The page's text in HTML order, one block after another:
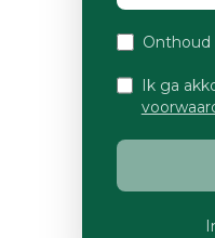
Onthoud
Ik ga